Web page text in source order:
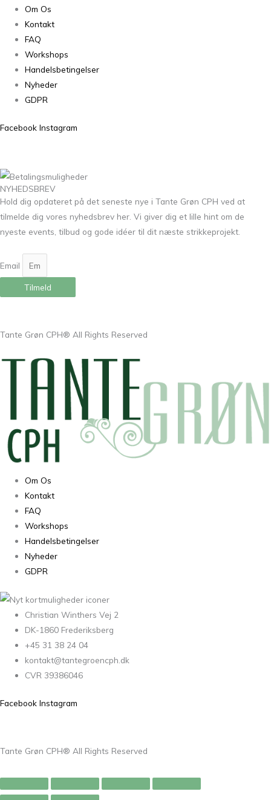
Om Os
Kontakt
FAQ
Workshops
Handelsbetingelser
Nyheder
GDPR
Facebook Instagram
NYHEDSBREV
Hold dig opdateret på det seneste nye i Tante Grøn CPH ved at
tilmelde dig vores nyhedsbrev her. Vi giver dig et lille hint om de
nyeste events, tilbud og gode idéer til dit næste strikkeprojekt.
Email
Tilmeld
Tante Grøn CPH® All Rights Reserved
Om Os
Kontakt
FAQ
Workshops
Handelsbetingelser
Nyheder
GDPR
Christian Winthers Vej 2
DK-1860 Frederiksberg
+45 31 38 24 04
kontakt@tantegroencph.dk
CVR 39386046
Facebook Instagram
Tante Grøn CPH® All Rights Reserved